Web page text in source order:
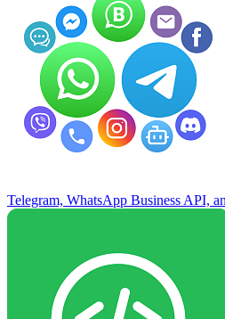
Telegram, WhatsApp Business API,